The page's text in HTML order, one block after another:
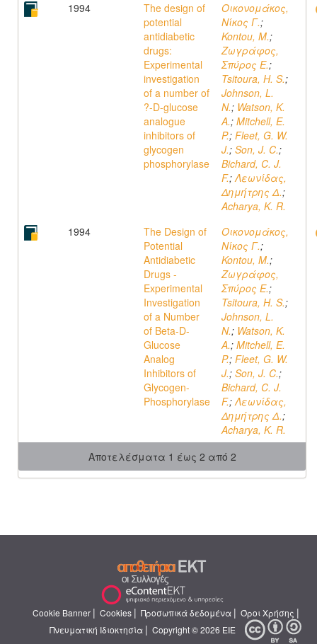
1994
The design of
potential
antidiabetic
drugs:
Experimental
investigation
of a number of
?-D-glucose
analogue
inhibitors of
glycogen
phosphorylase
Οικονομάκος,
Νίκος Γ.;
Kontou, M.;
Ζωγράφος,
Σπύρος Ε.;
Tsitoura, H. S.;
Johnson, L.
N.; Watson, K.
A.; Mitchell, E.
P.; Fleet, G. W.
J.; Son, J. C.;
Bichard, C. J.
F.;Λεωνίδας,
Δημήτρης Δ.;
Acharya, K. R.
1994
The Design of
Potential
Antidiabetic
Drugs -
Experimental
Investigation
of a Number
of Beta-D-
Glucose
Analog
Inhibitors of
Glycogen-
Phosphorylase
Οικονομάκος,
Νίκος Γ.;
Kontou, M.;
Ζωγράφος,
Σπύρος Ε.;
Tsitoura, H. S.;
Johnson, L.
N.; Watson, K.
A.; Mitchell, E.
P.; Fleet, G. W.
J.; Son, J. C.;
Bichard, C. J.
F.;Λεωνίδας,
Δημήτρης Δ.;
Acharya, K. R.
Αποτελέσματα 1 έως 2 από 2
Cookie Banner | Cookies | Προσωπικά δεδομένα | Όροι Χρήσης |
Πνευματική Ιδιοκτησία | Copyright © 2026 ΕΙΕ